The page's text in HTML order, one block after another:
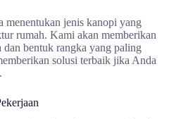
menentukan jenis kanopi yang
rumah. Kami akan memberikan
dan bentuk rangka yang paling
solusi terbaik jika Anda